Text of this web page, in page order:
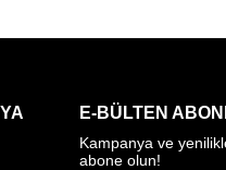
E-BÜLTEN
Kampanya ve
abone olun!